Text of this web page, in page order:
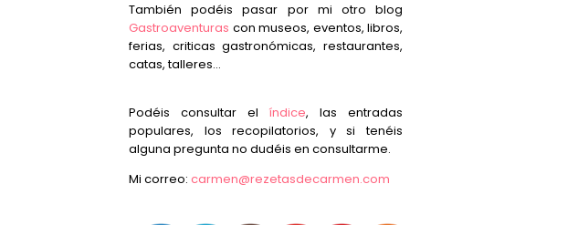
También podéis pasar por mi otro blog
Gastroaventuras con museos, eventos, libros,
ferias, criticas gastronómicas, restaurantes,
catas, talleres...
Podéis consultar el índice, las entradas
populares, los recopilatorios, y si tenéis
alguna pregunta no dudéis en consultarme.
Mi correo: carmen@rezetasdecarmen.com